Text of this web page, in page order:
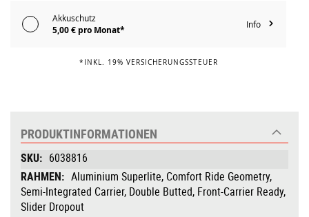
Akkuschutz
5,00 € pro Monat*
Info
*INKL. 19% VERSICHERUNGSSTEUER
PRODUKTINFORMATIONEN
Produktinformationen
6038816
Aluminium Superlite, Comfort Ride Geometry,
Semi-Integrated Carrier, Double Butted, Front-Carrier Ready,
Slider Dropout